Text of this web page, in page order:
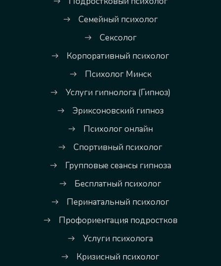
Семейный психолог
Сексолог
Корпоративный психолог
Психолог Минск
Услуги гипнолога (Гипноз)
Эриксоновский гипноз
Психолог онлайн
Спортивный психолог
Групповые сеансы гипноза
Бесплатный психолог
Перинатальный психолог
Профориентация подростков
Услуги психолога
Кризисный психолог